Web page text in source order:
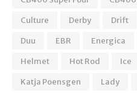
Culture
Derby Drift
Duu
EBR Energica
Helmet
Hot Rod Ice
Katja Poensgen
Lady